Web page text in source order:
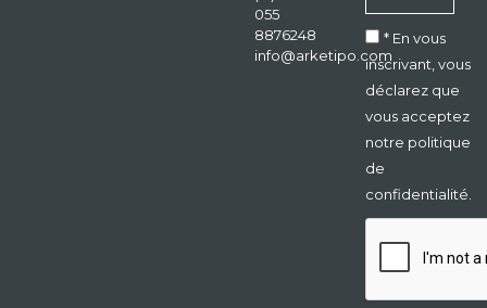
055
8876248
info@arketipo.com
* En vous
inscrivant, vous
déclarez que
vous acceptez
notre politique
de
confidentialité.